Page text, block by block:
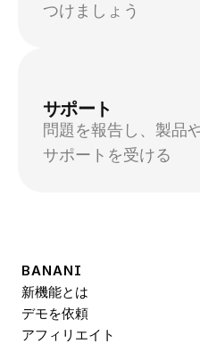
つけましょう
サポート
問題を報告し、製品
サポートを受ける
BANANI
新機能とは
デモを依頼
アフィリエイト